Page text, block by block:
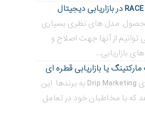
محصول مدل های نظری بسیاری
توانیم از آنها جهت اصلاح و
بازاریابی...
یا بازاریابی قطره ای
بازاریابی قطره ای Drip Marketing به برندها این
که با مخاطبان خود در تعامل